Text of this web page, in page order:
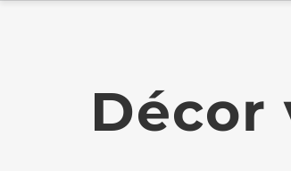
Décor